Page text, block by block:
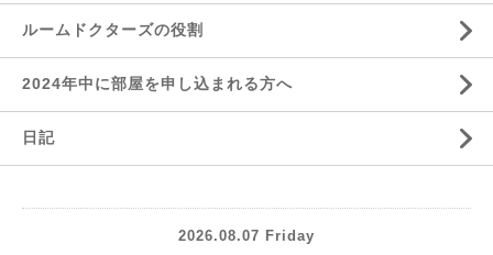
ルームドクターズの役割
2024年中に部屋を申し込まれる方へ
日記
2026.08.07 Friday